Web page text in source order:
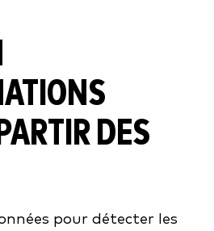
DES
pour détecter les